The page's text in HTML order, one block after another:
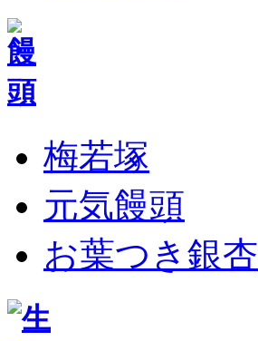
梅若塚
元気饅頭
お葉つき銀杏